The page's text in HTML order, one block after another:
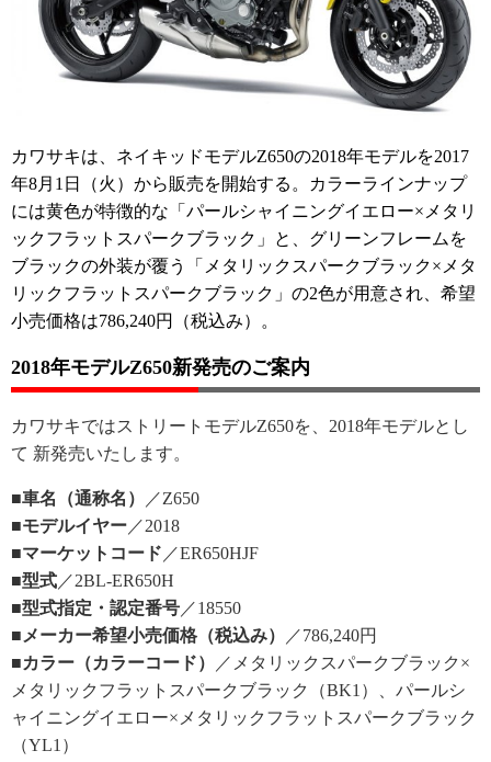
カワサキは、ネイキッドモデルZ650の2018年モデルを2017
年8月1日（火）から販売を開始する。カラーラインナップ
には黄色が特徴的な「パールシャイニングイエロー×メタリ
ックフラットスパークブラック」と、グリーンフレームを
ブラックの外装が覆う「メタリックスパークブラック×メタ
リックフラットスパークブラック」の2色が用意され、希望
小売価格は786,240円（税込み）。
2018年モデルZ650新発売のご案内
カワサキではストリートモデルZ650を、2018年モデルとし
て 新発売いたします。
■車名（通称名）
／Z650
■モデルイヤー／2018
■マーケットコード ／ER650HJF
■型式／2BL-ER650H
■型式指定・認定番号／18550
■メーカー希望小売価格（税込み）
／786,240円
■カラー（カラーコード）
／メタリックスパークブラック×
メタリックフラットスパークブラック（BK1）、パールシ
ャイニングイエロー×メタリックフラットスパークブラック
（YL1）